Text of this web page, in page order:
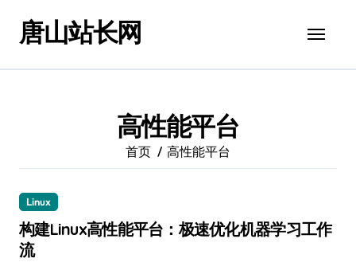
唐山站长网
高性能平台
首页 高性能平台
Linux
构建Linux高性能平台：极速优化机器学习工作
流